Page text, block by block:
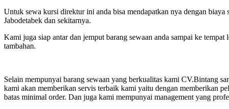
Untuk sewa kursi direktur ini anda bisa mendapatkan nya dengan
Jabodetabek dan sekitarnya.
Kami juga siap antar dan jemput barang sewaan anda sampai ke
tambahan.
Selain mempunyai barang sewaan yang berkualitas kami CV.Bintang
kami akan memberikan servis terbaik kami yaitu dengan memberikan
batas minimal order. Dan juga kami mempunyai management yang